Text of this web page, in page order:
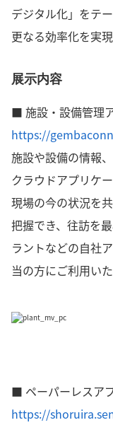
デジタル化」をテ
更なる効率化を実
展示内容
■ 施設・設備管理
https://
施設や設備の情報
クラウドアプリケ
現場の今の状況を
把握でき、往訪を
ラントなどの自社
当の方にご利用いた
■ ペーパーレスア
https://